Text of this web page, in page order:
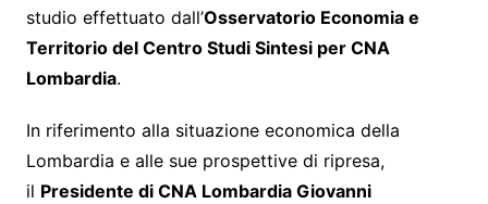
studio effettuato dall’Osservatorio Economia e
Territorio del Centro Studi Sintesi per CNA
Lombardia.
In riferimento alla situazione economica della
Lombardia e alle sue prospettive di ripresa,
il Presidente di CNA Lombardia Giovanni